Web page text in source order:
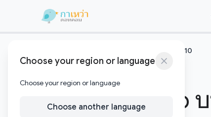
Choose your region or language
Choose your region or language
Choose another language
การทำ Sysprep บนวินโดส์ 10
การทำ Sysprep